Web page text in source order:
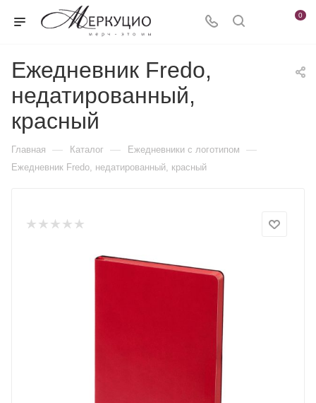
0
Ежедневник Fredo,
недатированный,
красный
Главная — Каталог — Ежедневники c логотипом —
Ежедневник Fredo, недатированный, красный